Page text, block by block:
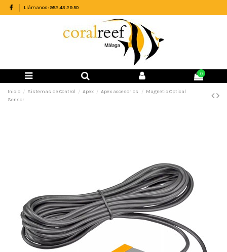
Llámanos: 952 43 29 50
0
Inicio Sistemas de Control Apex Apex accesorios
Magnetic Optical
Sensor